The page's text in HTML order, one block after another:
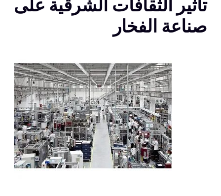
تأثير الثقافات الشرقية على
صناعة الفخار